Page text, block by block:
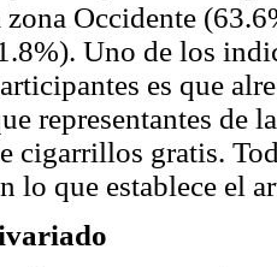
zona Occidente
Uno de los
es que
representantes de
cigarrillos gratis.
lo que establece el